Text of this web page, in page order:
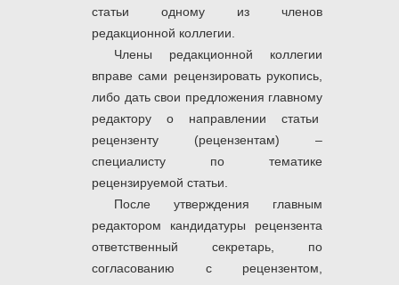
статьи одному из членов
редакционной коллегии.
Члены редакционной коллегии
вправе сами рецензировать рукопись,
либо дать свои предложения главному
редактору о направлении статьи
рецензенту (рецензентам) –
специалисту по тематике
рецензируемой статьи.
После утверждения главным
редактором кандидатуры рецензента
ответственный секретарь, по
согласованию с рецензентом,